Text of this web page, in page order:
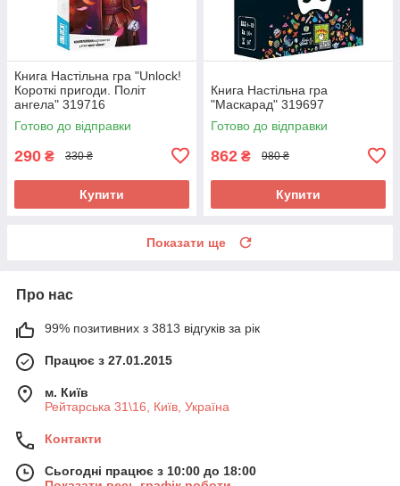
Книга Настільна гра "Unlock!
Короткі пригоди. Політ
ангела" 319716
Готово до відправки
290 ₴ 330 ₴
Купити
Книга Настільна гра
"Маскарад" 319697
Готово до відправки
862 ₴ 980 ₴
Купити
Показати ще
Про нас
99% позитивних з 3813 відгуків за рік
Працює з 27.01.2015
м. Київ
Рейтарська 31\16, Київ, Україна
Контакти
Сьогодні працює з 10:00 до 18:00